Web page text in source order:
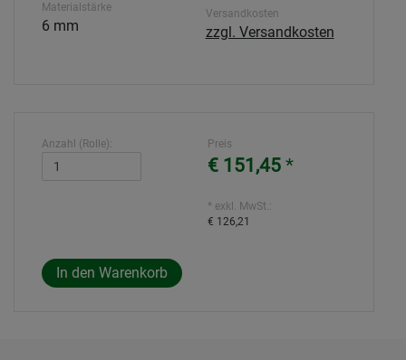
Materialstärke
6 mm
Versandkosten
zzgl. Versandkosten
Anzahl (Rolle): Preis
€ 151,45 *
* exkl. MwSt.:
€ 126,21